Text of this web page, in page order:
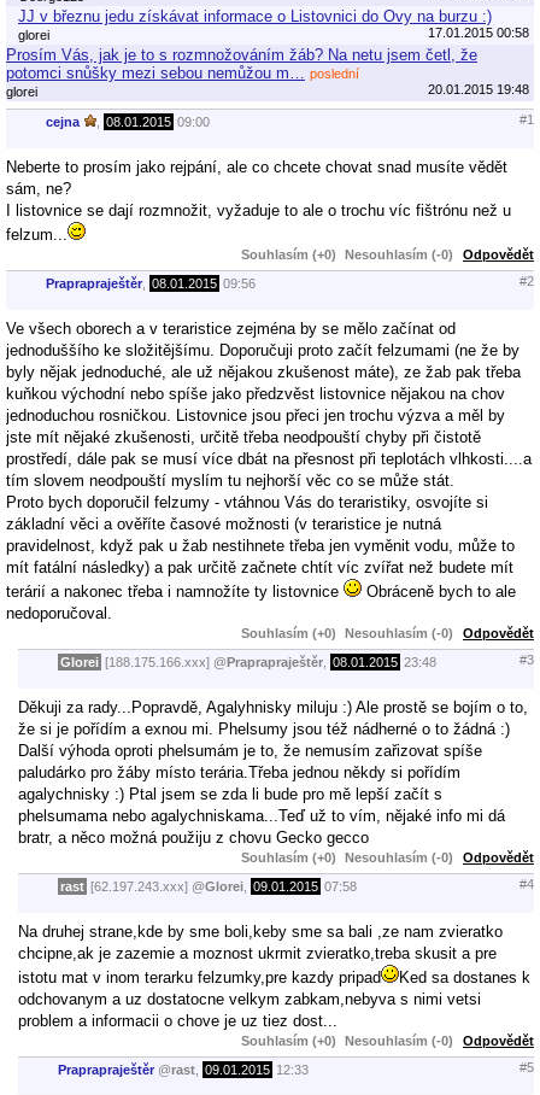
JJ v březnu jedu získávat informace o Listovnici do Ovy na burzu :)
glorei 17.01.2015 00:58
Prosím Vás, jak je to s rozmnožováním žáb? Na netu jsem četl, že
potomci snůšky mezi sebou nemůžou m…
poslední
glorei
20.01.2015 19:48
cejna 08.01.2015 09:00 #1
Neberte to prosím jako rejpání, ale co chcete chovat snad musíte vědět
sám, ne?
I listovnice se dají rozmnožit, vyžaduje to ale o trochu víc fištrónu než u
felzum...
Souhlasím (+0) Nesouhlasím (-0) Odpovědět
Praprapraještěr 08.01.2015 09:56 #2
Ve všech oborech a v teraristice zejména by se mělo začínat od
jednoduššího ke složitějšímu. Doporučuji proto začít felzumami (ne že by
byly nějak jednoduché, ale už nějakou zkušenost máte), ze žab pak třeba
kuňkou východní nebo spíše jako předzvěst listovnice nějakou na chov
jednoduchou rosničkou. Listovnice jsou přeci jen trochu výzva a měl by
jste mít nějaké zkušenosti, určitě třeba neodpouští chyby při čistotě
prostředí, dále pak se musí více dbát na přesnost při teplotách vlhkosti....a
tím slovem neodpouští myslím tu nejhorší věc co se může stát.
Proto bych doporučil felzumy - vtáhnou Vás do teraristiky, osvojíte si
základní věci a ověříte časové možnosti (v teraristice je nutná
pravidelnost, když pak u žab nestihnete třeba jen vyměnit vodu, může to
mít fatální následky) a pak určitě začnete chtít víc zvířat než budete mít
terárií a nakonec třeba i namnožíte ty listovnice
Obráceně bych to ale
nedoporučoval.
Souhlasím (+0) Nesouhlasím (-0) Odpovědět
Glorei [188.175.166.xxx] @Praprapraještěr 08.01.2015 23:48 #3
Děkuji za rady...Popravdě, Agalyhnisky miluju :) Ale prostě se bojím o to,
že si je pořídím a exnou mi. Phelsumy jsou též nádherné o to žádná :)
Další výhoda oproti phelsumám je to, že nemusím zařizovat spíše
paludárko pro žáby místo terária.Třeba jednou někdy si pořídím
agalychnisky :) Ptal jsem se zda li bude pro mě lepší začít s
phelsumama nebo agalychniskama...Teď už to vím, nějaké info mi dá
bratr, a něco možná použiju z chovu Gecko gecco
Souhlasím (+0) Nesouhlasím (-0) Odpovědět
rast [62.197.243.xxx] @Glorei 09.01.2015 07:58 #4
Na druhej strane,kde by sme boli,keby sme sa bali ,ze nam zvieratko
chcipne,ak je zazemie a moznost ukrmit zvieratko,treba skusit a pre
istotu mat v inom terarku felzumky,pre kazdy pripad
Ked sa dostanes k
odchovanym a uz dostatocne velkym zabkam,nebyva s nimi vetsi
problem a informacii o chove je uz tiez dost...
Souhlasím (+0) Nesouhlasím (-0) Odpovědět
Praprapraještěr @rast 09.01.2015 12:33 #5